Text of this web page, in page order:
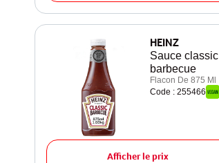
HEINZ
Sauce classic
barbecue
Flacon De 875 Ml
Code : 255466
Afficher le prix